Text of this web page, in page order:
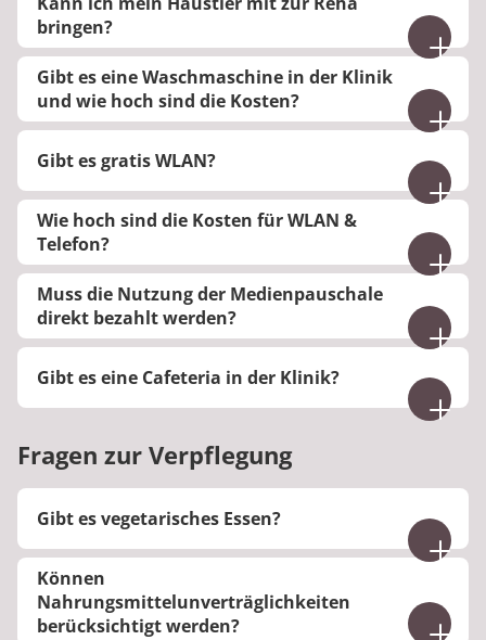
nicht möglich.
bringen?
Nein, Haustiere sind aus hygienischen Gründen
nicht gestattet.
Gibt es eine Waschmaschine in der Klinik
und wie hoch sind die Kosten?
Ja, Waschmaschinen und Trockner können gegen
eine Gebühr genutzt werden. Waschen kostet 3,00
€ und Trocknen 2,50 €.
Gibt es gratis WLAN?
Nein, WLAN ist kostenpflichtig.
Wie hoch sind die Kosten für WLAN &
Telefon?
Die Kosten variieren, da wir verschiedene Flatrates
und Tagessätze anbieten.
Muss die Nutzung der Medienpauschale
direkt bezahlt werden?
Bitte bezahlen Sie die Medienpauschale direkt an
der Rezeption.
Gibt es eine Cafeteria in der Klinik?
Fragen zur Verpflegung
Gibt es vegetarisches Essen?
Ja, wir bieten vegetarische Speisen an. Bitte
informieren Sie uns vorab über eventuelle
Unverträglichkeiten.
Können
Nahrungsmittelunverträglichkeiten
berücksichtigt werden?